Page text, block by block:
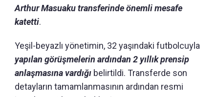
Arthur Masuaku transferinde önemli mesafe
katetti.
Yeşil-beyazlı yönetimin, 32 yaşındaki futbolcuyla
yapılan görüşmelerin ardından 2 yıllık prensip
anlaşmasına vardığı belirtildi. Transferde son
detayların tamamlanmasının ardından resmi